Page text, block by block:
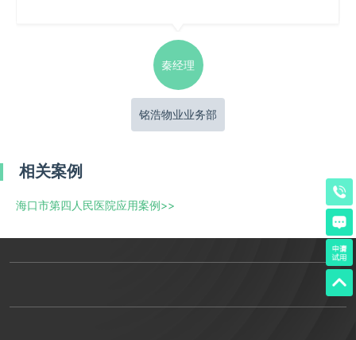
秦经理
铭浩物业业务部
相关案例
海口市第四人民医院应用案例>>